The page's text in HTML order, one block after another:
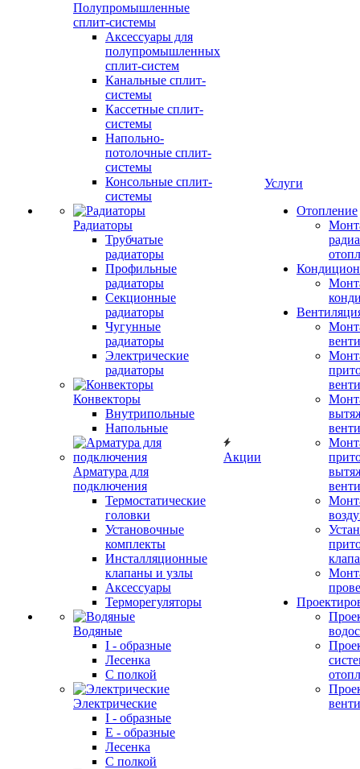
Полупромышленные
сплит-системы
Аксессуары для
полупромышленных
сплит-систем
Канальные сплит-
системы
Кассетные сплит-
системы
Напольно-
потолочные сплит-
системы
Консольные сплит-
системы
Радиаторы
Трубчатые
радиаторы
Профильные
радиаторы
Секционные
радиаторы
Чугунные
радиаторы
Электрические
радиаторы
Конвекторы
Внутрипольные
Напольные
Арматура для
подключения
Термостатические
головки
Установочные
комплекты
Инсталляционные
клапаны и узлы
Аксессуары
Терморегуляторы
Водяные
I - образные
Лесенка
С полкой
Электрические
I - образные
E - образные
Лесенка
С полкой
Акции
Услуги
Отопление